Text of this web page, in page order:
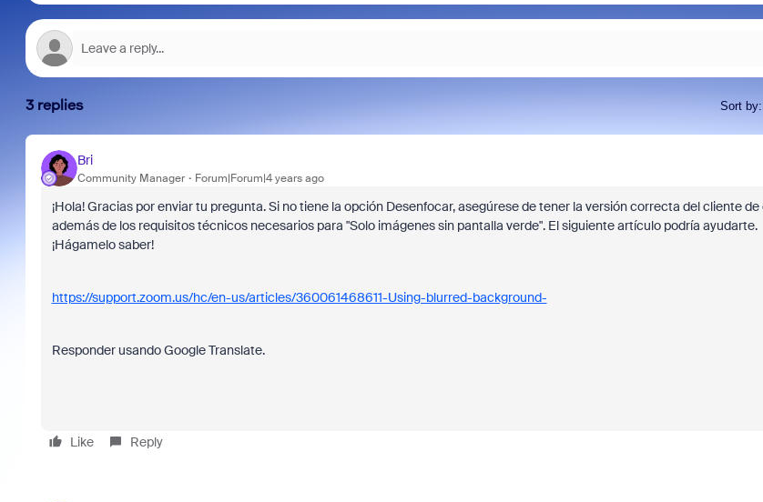
3 replies Sort by:
Bri
Community Manager Forum|Forum|4 years ago
¡Hola! Gracias por enviar tu pregunta. Si no tiene la opción Desenfocar, asegúrese de tener la versión correcta del cliente
además de los requisitos técnicos necesarios para "Solo imágenes sin pantalla verde". El siguiente artículo podría ayudarte.
¡Hágamelo saber!
https://support.zoom.us/hc/en-us/articles/360061468611-Using-blurred-background-
Responder usando Google Translate.
Like Reply